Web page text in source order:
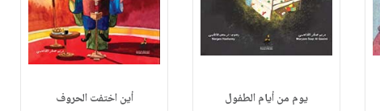
يوم من أيام الطفول أين اختفت الحروف